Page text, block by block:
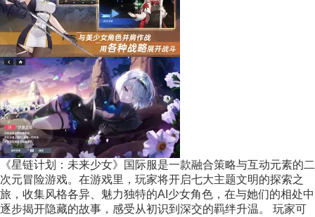
《星链计划：未来少女》国际服是一款融合策略与互动元素的二
次元冒险游戏。在游戏里，玩家将开启七大主题文明的探索之
旅，收集风格各异、魅力独特的AI少女角色，在与她们的相处中
逐步揭开隐藏的故事，感受从初识到深交的羁绊升温。 玩家可